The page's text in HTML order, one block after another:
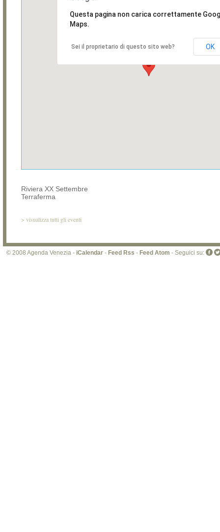
Questa pagina non carica correttamente
Maps.
Sei il proprietario di questo sito web? OK
Riviera XX Settembre
Terraferma
> visualizza tutti gli eventi
© 2008 Agenda Venezia - iCalendar - Feed Rss - Feed Atom - Seguici su: